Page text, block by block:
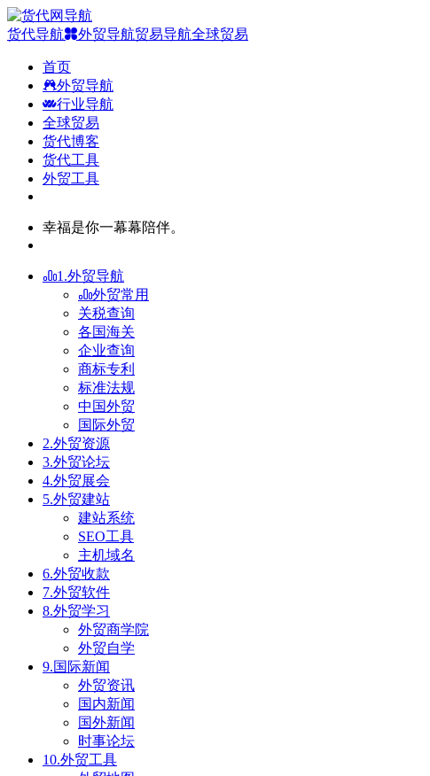
货代导航 外贸导航贸易导航全球贸易
首页
外贸导航
行业导航
全球贸易
货代博客
货代工具
外贸工具
幸福是你一幕幕陪伴。
1.外贸导航
外贸常用
关税查询
各国海关
企业查询
商标专利
标准法规
中国外贸
国际外贸
2.外贸资源
3.外贸论坛
4.外贸展会
5.外贸建站
建站系统
SEO工具
主机域名
6.外贸收款
7.外贸软件
8.外贸学习
外贸商学院
外贸自学
9.国际新闻
外贸资讯
国内新闻
国外新闻
时事论坛
10.外贸工具